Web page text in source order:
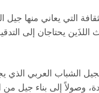
التي يعاني منها
اللذَين يحتاجان إلى
لجيل الشباب العربي
وصولاً إلى بناء جيل